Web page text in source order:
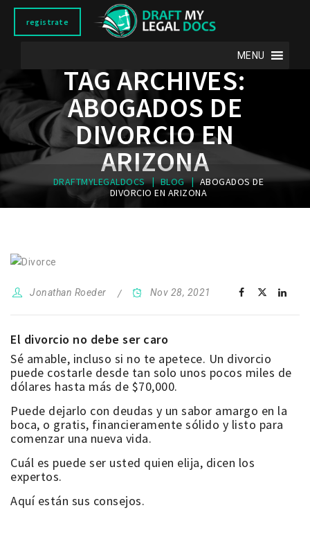
registrate
MENU
TAG ARCHIVES:
ABOGADOS DE
DIVORCIO EN
ARIZONA
DRAFTMYLEGALDOCS|BLOG|ABOGADOS DE
DIVORCIO EN ARIZONA
Jonathan Roeder Nov 28, 2021
El divorcio no debe ser caro
Sé amable, incluso si no te apetece. Un divorcio
puede costarle desde tan solo unos pocos miles de
dólares hasta más de $70,000.
Puede dejarlo con deudas y un sabor amargo en la
boca, o gratis, financieramente sólido y listo para
comenzar una nueva vida.
Cuál es puede ser usted quien elija, dicen los
expertos.
Aquí están sus consejos.